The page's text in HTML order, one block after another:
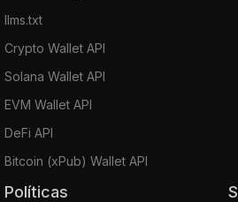
llms.txt
Crypto Wallet API
Solana Wallet API
EVM Wallet API
DeFi API
Bitcoin (xPub) Wallet API
Políticas